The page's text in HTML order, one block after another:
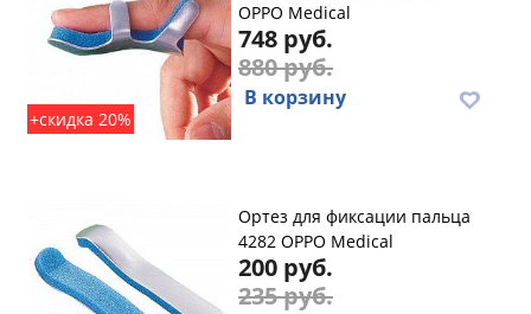
+скидка 20%
OPPO Medical
748 руб.
880 руб.
В корзину
Ортез для фиксации пальца
4282 OPPO Medical
200 руб.
235 руб.